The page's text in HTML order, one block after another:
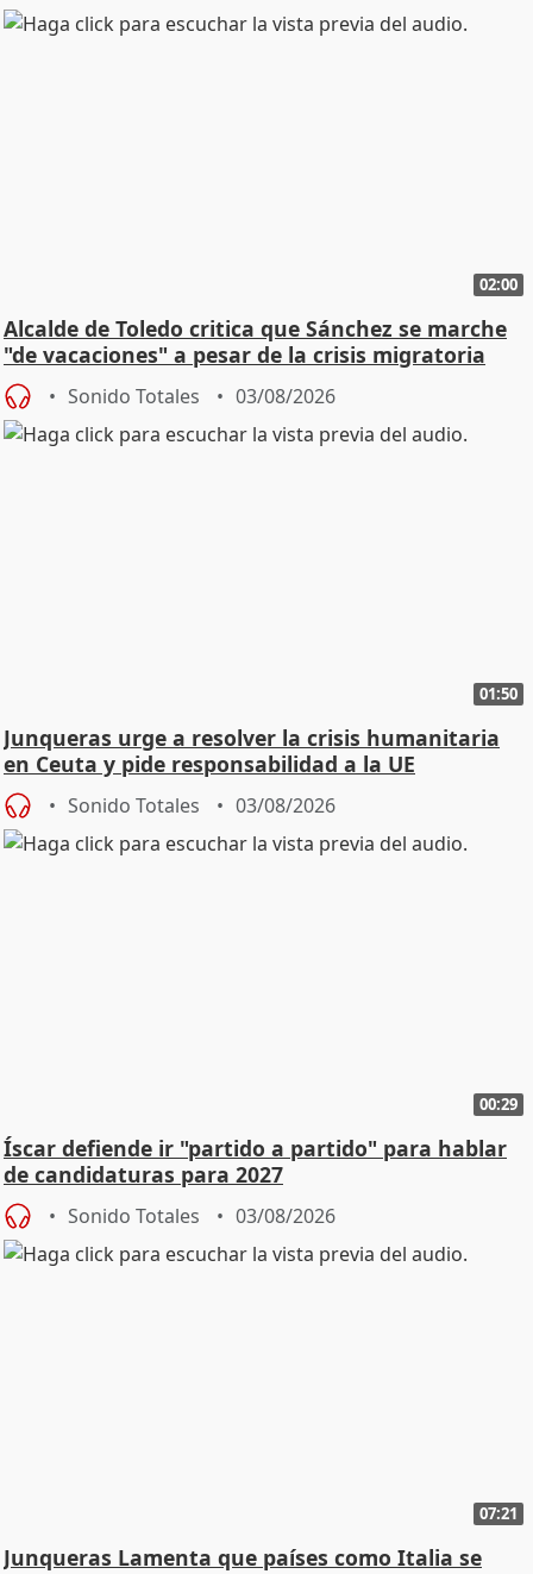
02:00
Alcalde de Toledo critica que Sánchez se marche
"de vacaciones" a pesar de la crisis migratoria
Sonido Totales 03/08/2026
01:50
Junqueras urge a resolver la crisis humanitaria
en Ceuta y pide responsabilidad a la UE
Sonido Totales 03/08/2026
00:29
Íscar defiende ir "partido a partido" para hablar
de candidaturas para 2027
Sonido Totales 03/08/2026
07:21
Junqueras Lamenta que países como Italia se